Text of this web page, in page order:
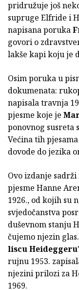
pridružuje još
supruge Elfride i
napisana poruka
govori o
lakše kapi koju je
Osim poruka u
dokumenata:
napisala travnja
pjesme koje je
ponovnog susreta
Većina tih
dovode do jezika
Ovo izdanje
pjesme Hanne
1926., od kojih su
svjedočanstva
duševnom stanju
čujemo njezin
liscu Heideggeru
rujnu 1953.
njezini prilozi za
1969.